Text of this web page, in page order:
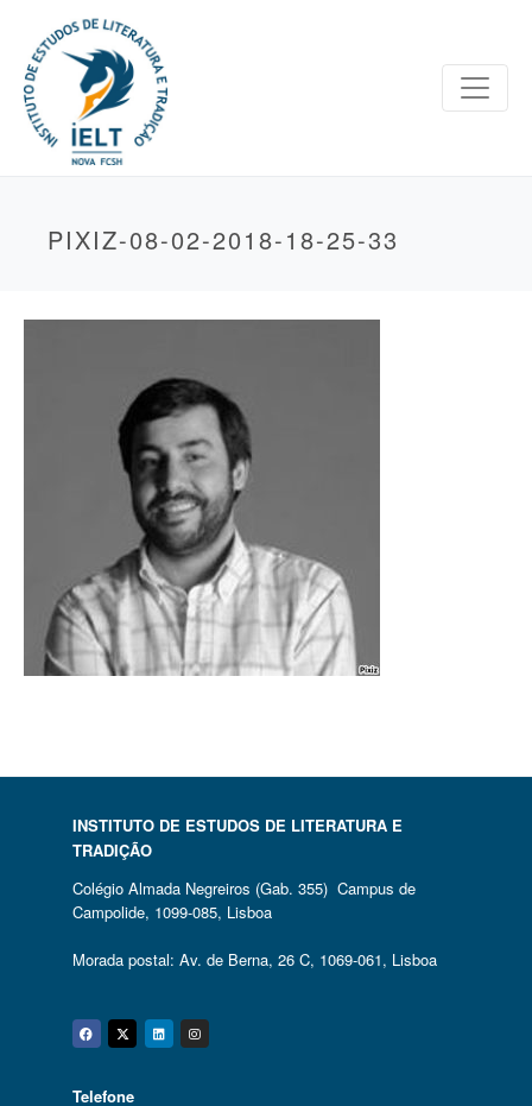
PIXIZ-08-02-2018-18-25-33
INSTITUTO DE ESTUDOS DE LITERATURA E
TRADIÇÃO
Colégio Almada Negreiros (Gab. 355) Campus de
Campolide, 1099-085, Lisboa
Morada postal: Av. de Berna, 26 C, 1069-061, Lisboa
Facebook
Twitter
Linkedin
Instagram
Telefone